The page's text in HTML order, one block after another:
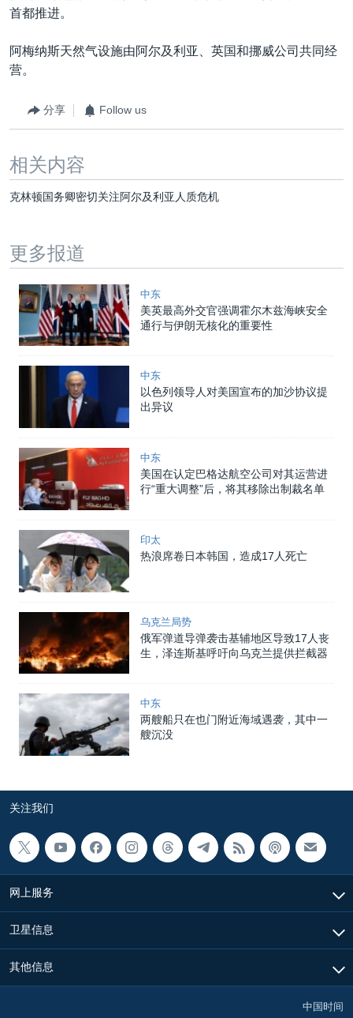
首都推进。
阿梅纳斯天然气设施由阿尔及利亚、英国和挪威公司共同经
营。
分享 Follow us
相关内容
克林顿国务卿密切关注阿尔及利亚人质危机
更多报道
中东
美英最高外交官强调霍尔木兹海峡安全
通行与伊朗无核化的重要性
中东
以色列领导人对美国宣布的加沙协议提
出异议
中东
美国在认定巴格达航空公司对其运营进
行“重大调整”后，将其移除出制裁名单
印太
热浪席卷日本韩国，造成17人死亡
乌克兰局势
俄军弹道导弹袭击基辅地区导致17人丧
生，泽连斯基呼吁向乌克兰提供拦截器
中东
两艘船只在也门附近海域遇袭，其中一
艘沉没
关注我们
网上服务
卫星信息
其他信息
中国时间